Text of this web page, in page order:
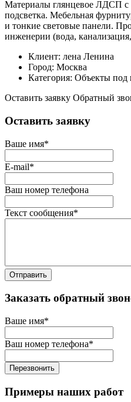
Материалы глянцевое ЛДСП с
подсветка. Мебельная
и тонкие световые панели.
инженерии (вода,
Клиент: лена Ленина
Город: Москва
Категория: Объекты под
Оставить заявку Обратный
Оставить заявку
Ваше имя*
E-mail*
Ваш номер телефона
Текст сообщения*
Отправить
Заказать обратный
Ваше имя*
Ваш номер телефона*
Перезвонить
Примеры наших работ